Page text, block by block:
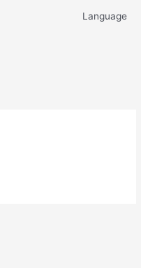
Language